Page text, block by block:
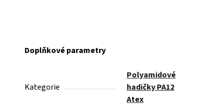
Doplňkové parametry
Kategorie
Polyamidové
hadičky PA12
Atex